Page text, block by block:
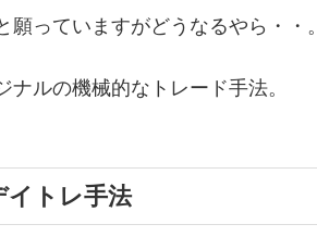
っていますがどうなるやら・・。
ルの機械的なトレード手法。
トレ手法